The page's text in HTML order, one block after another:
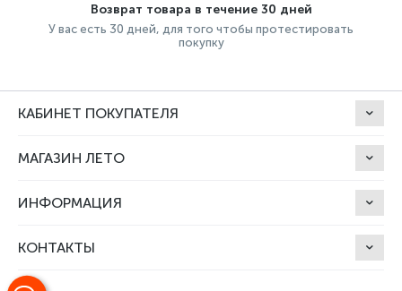
Возврат товара в течение 30 дней
У вас есть 30 дней, для того чтобы протестировать
покупку
КАБИНЕТ ПОКУПАТЕЛЯ
МАГАЗИН ЛЕТО
ИНФОРМАЦИЯ
КОНТАКТЫ